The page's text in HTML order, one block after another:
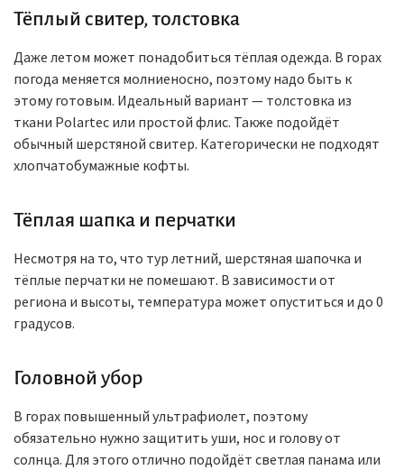
Тёплый свитер, толстовка
Даже летом может понадобиться тёплая одежда. В горах
погода меняется молниеносно, поэтому надо быть к
этому готовым. Идеальный вариант — толстовка из
ткани Polartec или простой флис. Также подойдёт
обычный шерстяной свитер. Категорически не подходят
хлопчатобумажные кофты.
Тёплая шапка и перчатки
Несмотря на то, что тур летний, шерстяная шапочка и
тёплые перчатки не помешают. В зависимости от
региона и высоты, температура может опуститься и до 0
градусов.
Головной убор
В горах повышенный ультрафиолет, поэтому
обязательно нужно защитить уши, нос и голову от
солнца. Для этого отлично подойдёт светлая панама или